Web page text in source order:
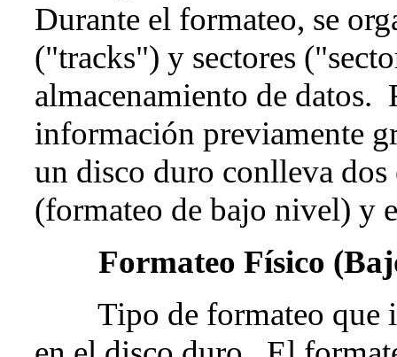
Durante el formateo, se
("tracks") y sectores
almacenamiento de datos.
información previamente
un disco duro conlleva dos
(formateo de bajo nivel) y
Formateo Físico
Tipo de formateo que